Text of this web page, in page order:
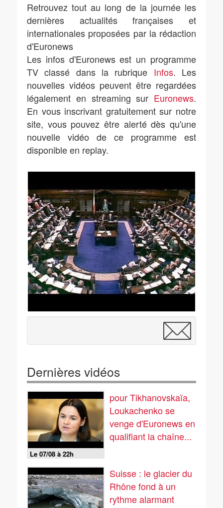
Retrouvez tout au long de la journée les
dernières actualités françaises et
internationales proposées par la rédaction
d'Euronews
Les infos d'Euronews est un programme
TV classé dans la rubrique Infos. Les
nouvelles vidéos peuvent être regardées
légalement en streaming sur Euronews.
En vous inscrivant gratuitement sur notre
site, vous pouvez être alerté dès qu'une
nouvelle vidéo de ce programme est
disponible en replay.
Dernières vidéos
Le 07/08 à 22h
pour Tikhanovskaïa,
Loukachenko se
venge d'Euronews en
qualifiant la chaîne...
Suisse : le glacier du
Rhône fond à un
rythme alarmant